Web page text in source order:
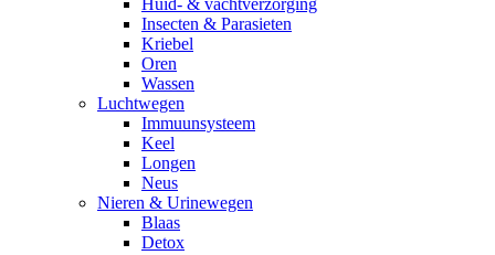
Huid- & vachtverzorging
Insecten & Parasieten
Kriebel
Oren
Wassen
Luchtwegen
Immuunsysteem
Keel
Longen
Neus
Nieren & Urinewegen
Blaas
Detox